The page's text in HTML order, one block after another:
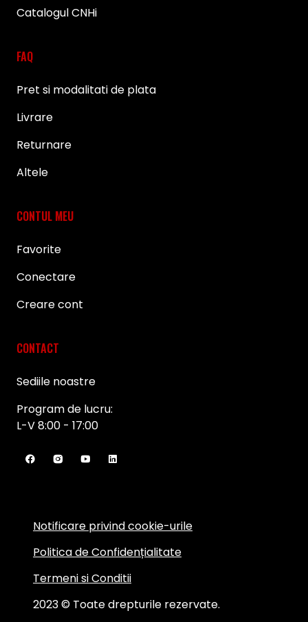
Catalogul CNHi
FAQ
Pret si modalitati de plata
Livrare
Returnare
Altele
CONTUL MEU
Favorite
Conectare
Creare cont
CONTACT
Sediile noastre
Program de lucru:
L-V 8:00 - 17:00
2023 © Toate drepturile rezervate.
Notificare privind cookie-urile
Politica de Confidențialitate
Termeni si Conditii